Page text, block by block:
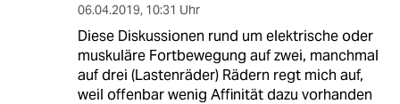
06.04.2019, 10:31 Uhr
Diese Diskussionen rund um elektrische oder
muskuläre Fortbewegung auf zwei, manchmal
auf drei (Lastenräder) Rädern regt mich auf,
weil offenbar wenig Affinität dazu vorhanden